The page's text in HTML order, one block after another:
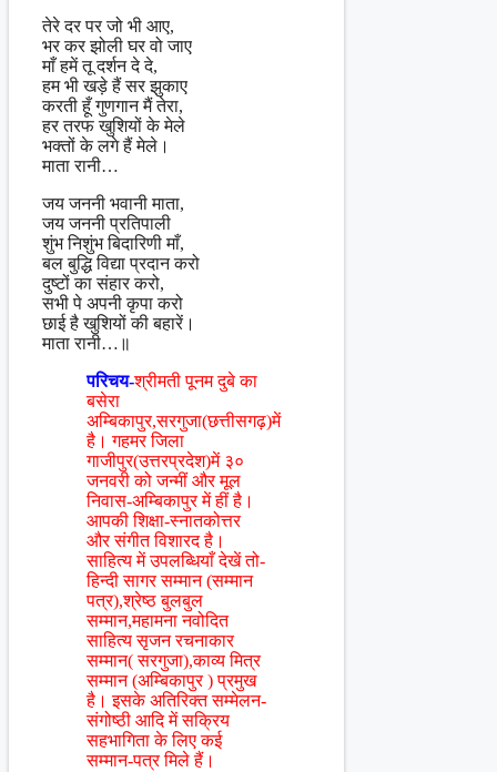
तेरे दर पर जो भी आए,
भर कर झोली घर वो जाए
माँ हमें तू दर्शन दे दे,
हम भी खड़े हैं सर झुकाए
करती हूँ गुणगान मैं तेरा,
हर तरफ खुशियों के मेले
भक्तों के लगे हैं मेले।
माता रानी…
जय जननी भवानी माता,
जय जननी प्रतिपाली
शुंभ निशुंभ बिदारिणी माँ,
बल बुद्धि विद्या प्रदान करो
दुष्टों का संहार करो,
सभी पे अपनी कृपा करो
छाई है खुशियों की बहारें।
माता रानी…॥
परिचय-श्रीमती पूनम दुबे का
बसेरा
अम्बिकापुर,सरगुजा(छत्तीसगढ़)में
है। गहमर जिला
गाजीपुर(उत्तरप्रदेश)में ३०
जनवरी को जन्मीं और मूल
निवास-अम्बिकापुर में हीं है।
आपकी शिक्षा-स्नातकोत्तर
और संगीत विशारद है।
साहित्य में उपलब्धियाँ देखें तो-
हिन्दी सागर सम्मान (सम्मान
पत्र),श्रेष्ठ बुलबुल
सम्मान,महामना नवोदित
साहित्य सृजन रचनाकार
सम्मान( सरगुजा),काव्य मित्र
सम्मान (अम्बिकापुर ) प्रमुख
है। इसके अतिरिक्त सम्मेलन-
संगोष्ठी आदि में सक्रिय
सहभागिता के लिए कई
सम्मान-पत्र मिले हैं।